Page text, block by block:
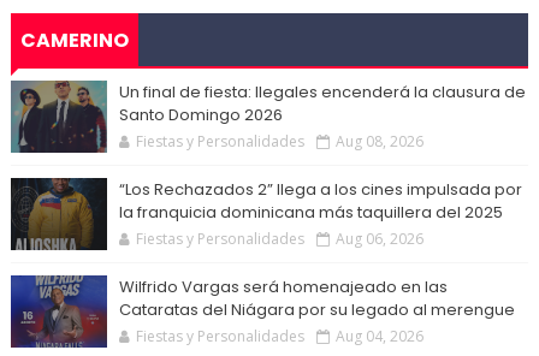
CAMERINO
Un final de fiesta: Ilegales encenderá la clausura de
Santo Domingo 2026
Fiestas y Personalidades Aug 08, 2026
“Los Rechazados 2” llega a los cines impulsada por
la franquicia dominicana más taquillera del 2025
Fiestas y Personalidades Aug 06, 2026
Wilfrido Vargas será homenajeado en las
Cataratas del Niágara por su legado al merengue
Fiestas y Personalidades Aug 04, 2026